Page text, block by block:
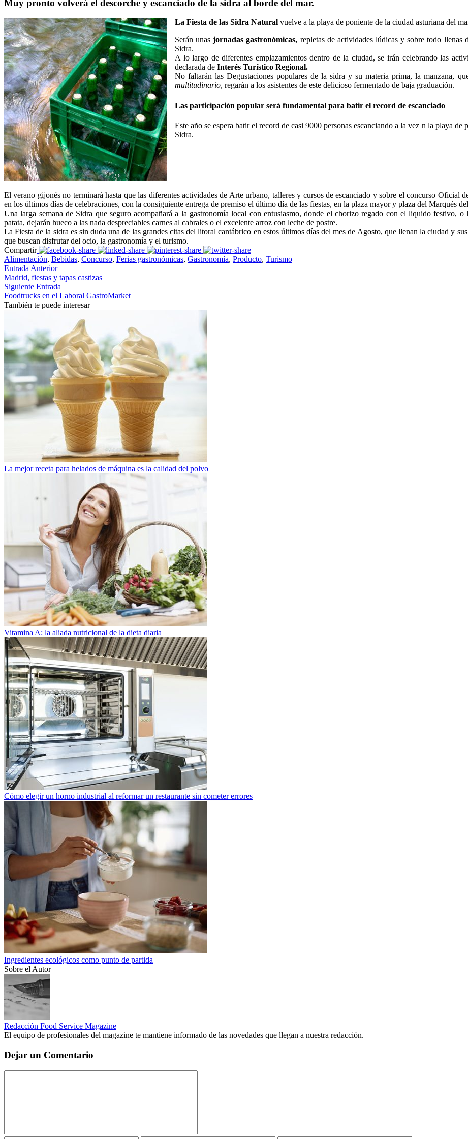
Muy pronto volverá el descorche y escanciado de la sidra al borde del mar.
La Fiesta de las Sidra Natural vuelve a la playa de poniente de la ciudad asturiana del
Serán unasjornadas gastronómicas, repletas de actividades lúdicas y sobre todo
Sidra.
A lo largo de diferentes emplazamientos dentro de la ciudad, se irán celebrando las
declarada de Interés Turístico Regional.
No faltarán las Degustaciones populares de la sidra y su materia prima, la manzana,
multitudinario, regarán a los asistentes de este delicioso fermentado de baja graduación.
Las participación popular será fundamental para batir el record de escanciado
Este año se espera batir el record de casi 9000 personas escanciando a la vez n la playa
Sidra.
El verano gijonés no terminará hasta que las diferentes actividades de Arte urbano, talleres y cursos de escanciado y sobre el concurso Oficial
en los últimos días de celebraciones, con la consiguiente entrega de premiso el último día de las fiestas, en la plaza mayor y plaza del Marqués
Una larga semana de Sidra que seguro acompañará a la gastronomía local con entusiasmo, donde el chorizo regado con el liquido festivo, o
patata, dejarán hueco a las nada despreciables carnes al cabrales o el excelente arroz con leche de postre.
La Fiesta de la sidra es sin duda una de las grandes citas del litoral cantábrico en estos últimos días del mes de Agosto, que llenan la ciudad y
que buscan disfrutar del ocio, la gastronomía y el turismo.
Compartir
Alimentación, Bebidas, Concurso, Ferias gastronómicas, Gastronomía, Producto, Turismo
Entrada Anterior
Madrid, fiestas y tapas castizas
Siguiente Entrada
Foodtrucks en el Laboral GastroMarket
También te puede interesar
La mejor receta para helados de máquina es la calidad del polvo
Vitamina A: la aliada nutricional de la dieta diaria
Cómo elegir un horno industrial al reformar un restaurante sin cometer errores
Ingredientes ecológicos como punto de partida
Sobre el Autor
Redacción Food Service Magazine
El equipo de profesionales del magazine te mantiene informado de las novedades que llegan a nuestra redacción.
Dejar un Comentario